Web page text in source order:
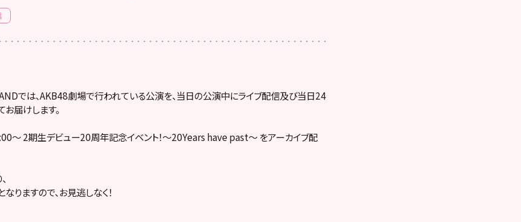
では、AKB48劇場で行われている公演を、当日の公演中にライブ配信及び当日24
届けします。
～ 2期生デビュー20周年記念イベント！～20Years have past～ をアーカイブ配
りますので、お見逃しなく！